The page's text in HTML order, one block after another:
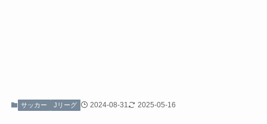
サッカー Jリーグ 2024-08-31 2025-05-16